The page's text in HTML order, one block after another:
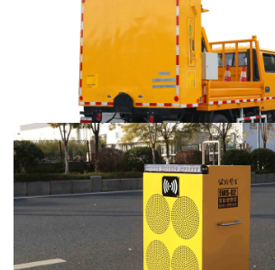
AT130 安全防撞车